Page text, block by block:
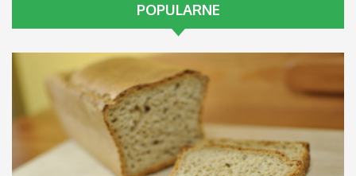
POPULARNE